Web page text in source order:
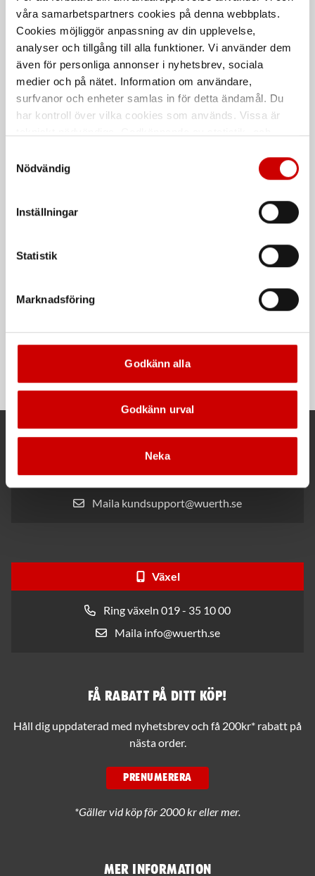
våra samarbetspartners cookies på denna webbplats.
Cookies möjliggör anpassning av din upplevelse,
analyser och tillgång till alla funktioner. Vi använder dem
även för personliga annonser i nyhetsbrev, sociala
medier och på nätet. Information om användare,
surfvanor och enheter samlas in för detta ändamål. Du
har kontroll över vilka cookies som används. Vissa är
länder utanför EU med olika dataskyddsnormer. Genom
att godkänna samtycker du till sådana överföringar. Läs
Nödvändig
Inställningar
Statistik
Marknadsföring
Godkänn alla
Godkänn urval
Neka
De som köpte, köpte även
Kampanj
Våtservett för glasögon
Kampanj
Plus
För snabb och effektiv rengöring
Cyanoakrylatlim för limning av
metall-, plast- och gummidetaljer.
Ring kundsupport 019 - 35 10 30
Maila kundsupport@wuerth.se
Växel
Ring växeln 019 - 35 10 00
Maila info@wuerth.se
Mer information
Få rabatt på ditt köp!
Håll dig uppdaterad med nyhetsbrev och få 200kr* rabatt på
nästa order.
PRENUMERERA
*Gäller vid köp för 2000 kr eller mer.